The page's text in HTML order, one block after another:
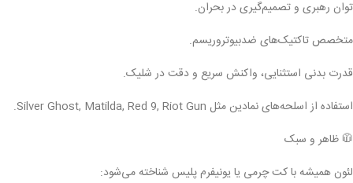
توان رهبری و تصمیم‌گیری در بحران.
متخصص تاکتیک‌های ضد‌بیوتروریسم.
قدرت بدنی استثنایی، واکنش سریع و دقت در شلیک.
استفاده از اسلحه‌های نمادین مثل Silver Ghost, Matilda, Red 9, Riot Gun.
🧥 ظاهر و سبک
لئون همیشه با کت چرمی یا یونیفرم پلیس شناخته می‌شود: